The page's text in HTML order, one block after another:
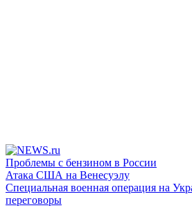
Проблемы с бензином в России
Атака США на Венесуэлу
Специальная военная операция на
переговоры